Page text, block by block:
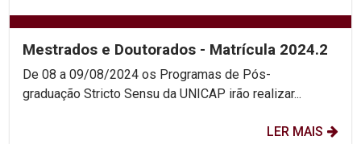
Mestrados e Doutorados - Matrícula 2024.2
De 08 a 09/08/2024 os Programas de Pós-
graduação Stricto Sensu da UNICAP irão realizar...
LER MAIS